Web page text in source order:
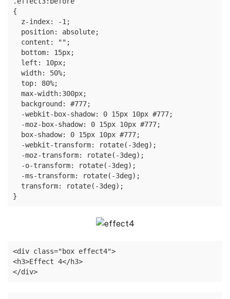
{
  z-index: -1;
  position: absolute;
  content: "";
  bottom: 15px;
  left: 10px;
  width: 50%;
  top: 80%;
  max-width:300px;
  background: #777;
  -webkit-box-shadow: 0 15px 10px #777;
  -moz-box-shadow: 0 15px 10px #777;
  box-shadow: 0 15px 10px #777;
  -webkit-transform: rotate(-3deg);
  -moz-transform: rotate(-3deg);
  -o-transform: rotate(-3deg);
  -ms-transform: rotate(-3deg);
  transform: rotate(-3deg);
}
<div class="box effect4">
<h3>Effect 4</h3>
</div>